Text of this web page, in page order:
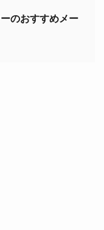
のおすすめメー